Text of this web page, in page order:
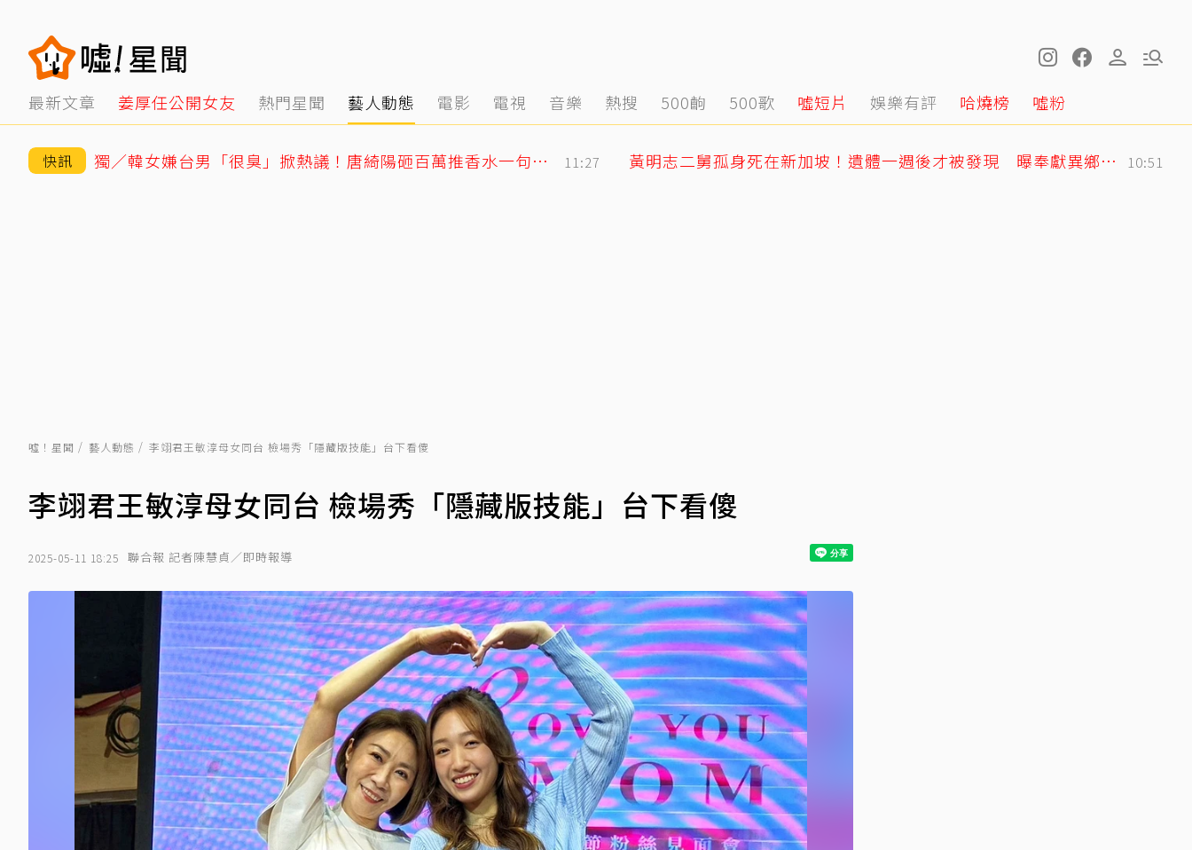
最新文章 姜厚任公開女友 熱門星聞 藝人動態 電影 電視 音樂 熱搜 500齣 500歌 噓短片 娛樂有評 哈燒榜 噓粉
快訊 獨／韓女嫌台男「很臭」掀熱議！唐綺陽砸百萬推香水一句話替台男平反 11:27 黃明志二舅孤身死在新加坡！遺體一週後才被發現 曝奉獻異鄉40年人生 10:51
噓！星聞 藝人動態 李翊君王敏淳母女同台 檢場秀「隱藏版技能」台下看傻
李翊君王敏淳母女同台 檢場秀「隱藏版技能」台下看傻
2025-05-11 18:25 聯合報 記者陳慧貞／即時報導